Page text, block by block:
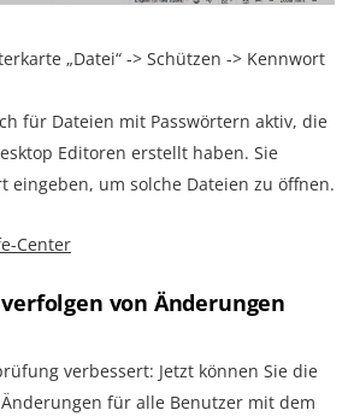
„Datei“ -> Schützen -> Kennwort
für Dateien mit Passwörtern aktiv, die
Editoren erstellt haben. Sie
eingeben, um solche Dateien zu öffnen.
Center
von Änderungen
verbessert: Jetzt können Sie die
für alle Benutzer mit dem